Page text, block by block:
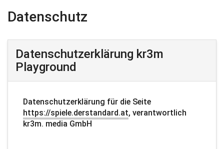
Datenschutz
Datenschutzerklärung kr3m
Playground
Datenschutzerklärung für die Seite
https://spiele.derstandard.at, verantwortlich
kr3m. media GmbH